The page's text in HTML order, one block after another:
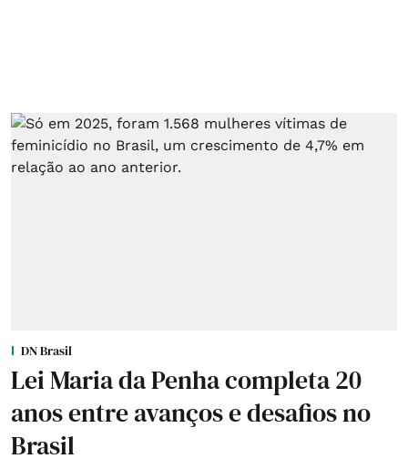
DN Brasil
Lei Maria da Penha completa 20
anos entre avanços e desafios no
Brasil